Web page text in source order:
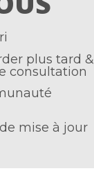
plus tard &
consultation
mise à jour